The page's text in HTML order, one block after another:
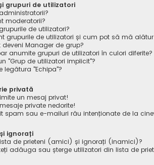
grupuri de utilizatori
moderatorii?
de utilizatori?
grupurile de utilizatori și cum pot să mă
Manager de grup?
anumite grupuri de utilizatori în culori diferite?
"Grup de utilizatori implicit"?
legătura "Echipa"?
privată
un mesaj privat!
private nedorite!
spam sau e-mailuri rău intenționate de la
ignorați
de prieteni (amici) și ignorați (inamici)?
adăuga sau șterge utilizatori din lista de